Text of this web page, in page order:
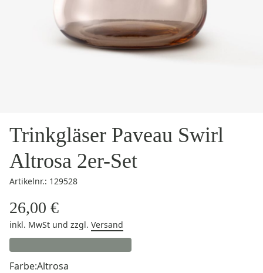
Trinkgläser Paveau Swirl
Altrosa 2er-Set
Artikelnr.: 129528
26,00 €
inkl. MwSt und zzgl. Versand
Farbe:Altrosa